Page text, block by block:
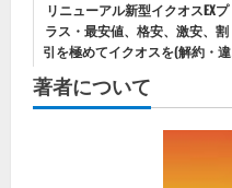
リニューアル新型イクオスEXプ
ラス・最安値、格安、激安、割
引を極めてイクオスを(解約・違
著者について